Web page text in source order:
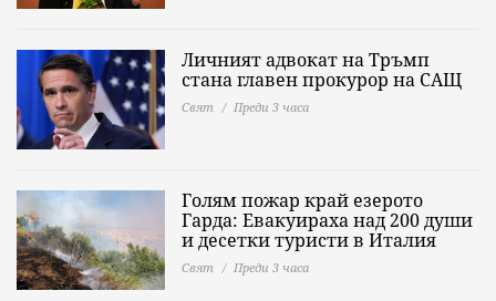
Личният адвокат на Тръмп
стана главен прокурор на САЩ
Свят Преди 3 часа
Голям пожар край езерото
Гарда: Евакуираха над 200 души
и десетки туристи в Италия
Свят Преди 3 часа